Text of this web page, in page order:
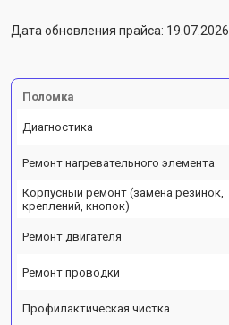
Дата обновления прайса: 19.07.2026
Поломка
Диагностика
Ремонт нагревательного элемента
Корпусный ремонт (замена резинок,
креплений, кнопок)
Ремонт двигателя
Ремонт проводки
Профилактическая чистка